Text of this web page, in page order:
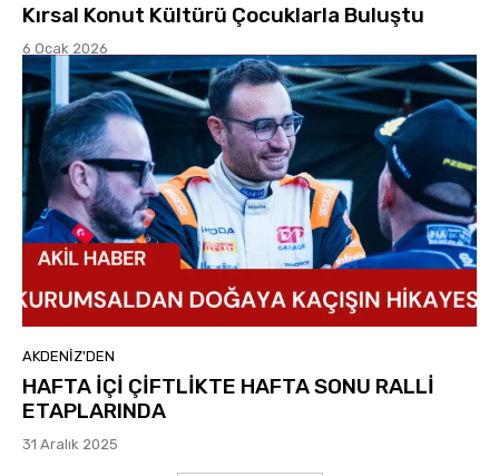
Kırsal Konut Kültürü Çocuklarla Buluştu
6 Ocak 2026
AKDENIZ'DEN
HAFTA İÇİ ÇİFTLİKTE HAFTA SONU RALLİ
ETAPLARINDA
31 Aralık 2025